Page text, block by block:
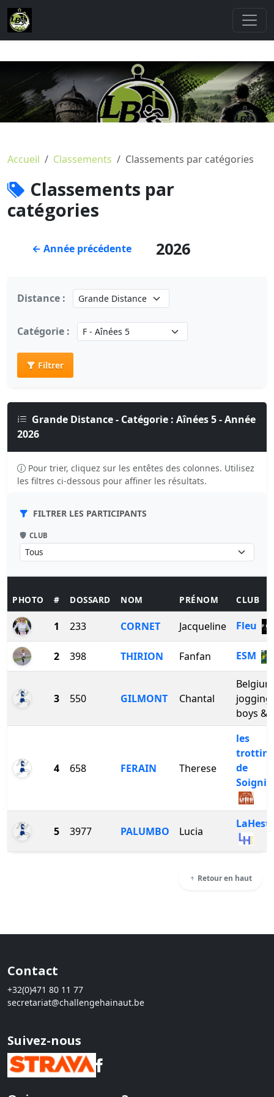
Accueil Classements Classements par catégories
Classements par
catégories
← Année précédente 2026
Distance :
Catégorie :
Filtrer
Grande Distance - Catégorie : Aînées 5 - Année
2026
Pour trier, cliquez sur les entêtes des colonnes. Utilisez
les filtres ci-dessous pour affiner les résultats.
FILTRER LES PARTICIPANTS
CLUB
PHOTO # DOSSARD NOM PRÉNOM CLUB
1 233 CORNET Jacqueline Fleu
2 398 THIRION Fanfan ESM
3 550 GILMONT Chantal
Belgium
jogging
boys &
4 658 FERAIN Therese
les
de
5 3977 PALUMBO Lucia
Retour en haut
Contact
+32(0)471 80 11 77
secretariat@challengehainaut.be
Suivez-nous